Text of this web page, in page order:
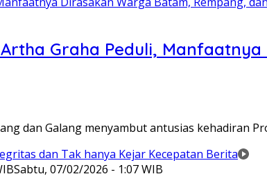
Graha Peduli,
dan Galang menyambut antusias kehadiran
Sabtu, 07/02/2026 - 1:07 WIB